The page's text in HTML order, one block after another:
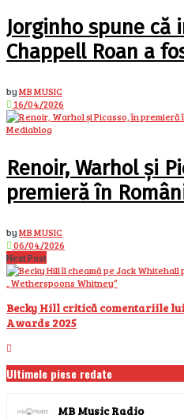
Jorginho spune că
Chappell Roan a
byMB MUSIC
16/04/2026
Mediablog
Renoir, Warhol și
premieră în
byMB MUSIC
06/04/2026
Next Post
Becky Hill critică comentariile
Awards 2025
Ultimele piese redate
MB Music Radio